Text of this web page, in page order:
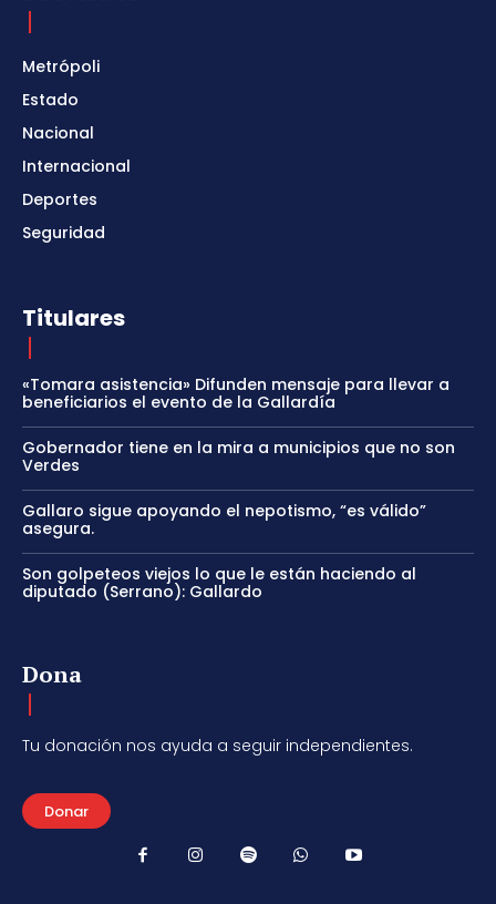
Metrópoli
Estado
Nacional
Internacional
Deportes
Seguridad
Titulares
«Tomara asistencia» Difunden mensaje para llevar a
beneficiarios el evento de la Gallardía
Gobernador tiene en la mira a municipios que no son
Verdes
Gallaro sigue apoyando el nepotismo, “es válido”
asegura.
Son golpeteos viejos lo que le están haciendo al
diputado (Serrano): Gallardo
Dona
Tu donación nos ayuda a seguir independientes.
Donar